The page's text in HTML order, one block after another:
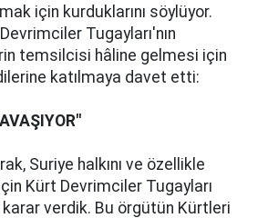
için kurduklarını söylüyor.
Tugayları'nın
temsilcisi hâline gelmesi için
katılmaya davet etti:
Suriye halkını ve özellikle
Kürt Devrimciler Tugayları
verdik. Bu örgütün Kürtleri